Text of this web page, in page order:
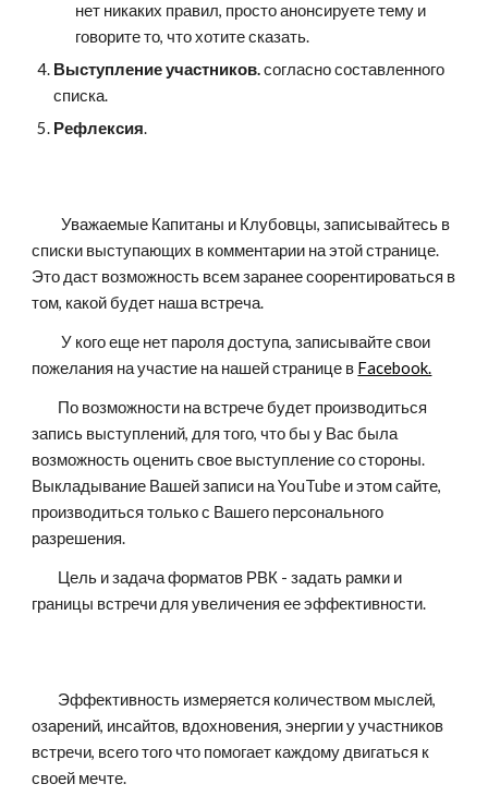
нет никаких правил, просто анонсируете тему и
говорите то, что хотите сказать.
Выступление участников. согласно составленного
списка.
Рефлексия.
         Уважаемые Капитаны и Клубовцы, записывайтесь в
списки выступающих в комментарии на этой странице.
Это даст возможность всем заранее соорентироваться в
том, какой будет наша встреча.
         У кого еще нет пароля доступа, записывайте свои
пожелания на участие на нашей странице в Facebook.
запись выступлений, для того, что бы у Вас была
возможность оценить свое выступление со стороны.
Выкладывание Вашей записи на YouTube и этом сайте,
производиться только с Вашего персонального
разрешения.
границы встречи для увеличения ее эффективности.
озарений, инсайтов, вдохновения, энергии у участников
встречи, всего того что помогает каждому двигаться к
своей мечте.